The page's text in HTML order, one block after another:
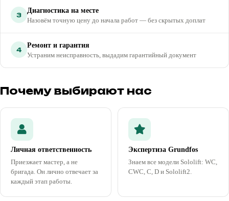
3
Диагностика на месте
Назовём точную цену до начала работ — без скрытых доплат
4
Ремонт и гарантия
Устраним неисправность, выдадим гарантийный документ
Почему выбирают нас
Личная ответственность
Приезжает мастер, а не
бригада. Он лично отвечает за
каждый этап работы.
Экспертиза Grundfos
Знаем все модели Sololift: WC,
CWC, C, D и Sololift2.